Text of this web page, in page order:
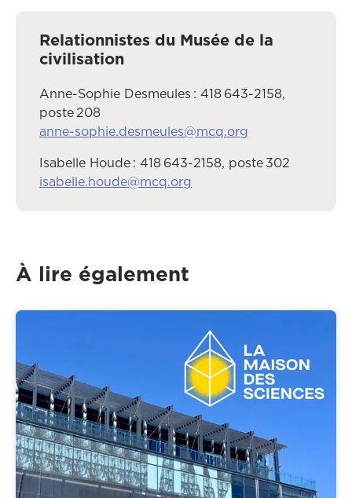
Relationnistes du Musée de la
civilisation
Anne-Sophie Desmeules : 418 643-2158,
poste 208
anne-sophie.desmeules@mcq.org
Isabelle Houde : 418 643-2158, poste 302
isabelle.houde@mcq.org
À lire également